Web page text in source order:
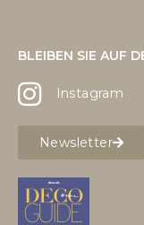
BLEIBEN SIE AUF
Instagram
Newsletter